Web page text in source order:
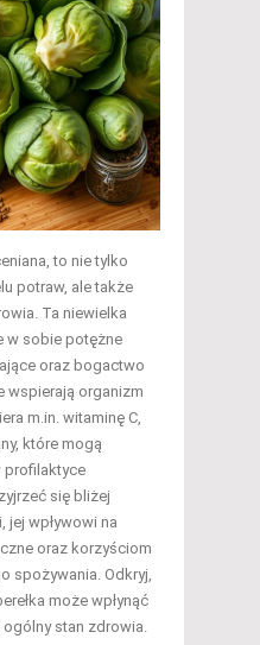
to nie tylko
potraw, ale także
Ta niewielka
w sobie potężne
oraz bogactwo
wspierają organizm
m.in. witaminę C,
które mogą
profilaktyce
się bliżej
jej wpływowi na
oraz korzyściom
spożywania. Odkryj,
może wpłynąć
stan zdrowia.